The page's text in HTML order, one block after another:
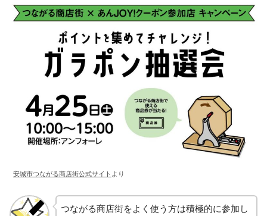
安城市つながる商店街公式サイト より
つながる商店街をよく使う方は積極的に参加し